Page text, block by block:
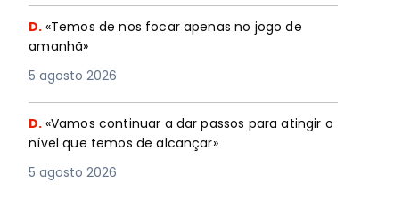
D. «Temos de nos focar apenas no jogo de
amanhã»
5 agosto 2026
D. «Vamos continuar a dar passos para atingir o
nível que temos de alcançar»
5 agosto 2026